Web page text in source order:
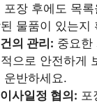
포장 후에도 목
물품이 있는지
의 관리: 중요한
으로 안전하게
운반하세요.
사일정 협의: 포